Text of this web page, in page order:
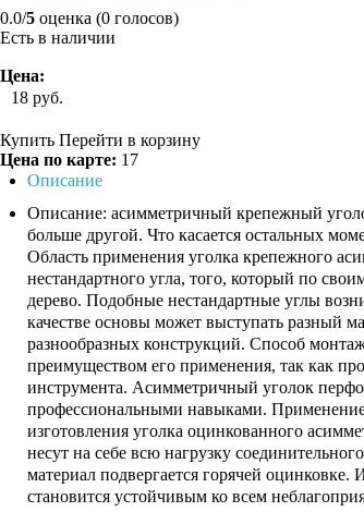
0.0/5 оценка (0 голосов)
Есть в наличии
Цена:
18 руб.
Купить Перейти в корзину
Цена по карте: 17
Описание
Описание: асимметричный крепежный
больше другой. Что касается остальных
Область применения уголка крепежного
нестандартного угла, того, который по
дерево. Подобные нестандартные углы
качестве основы может выступать разный
разнообразных конструкций. Способ
преимуществом его применения, так как
инструмента. Асимметричный уголок
профессиональными навыками. Применение
изготовления уголка оцинкованного
несут на себе всю нагрузку
материал подвергается горячей
становится устойчивым ко всем